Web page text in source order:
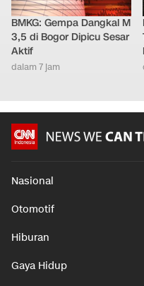
BMKG: Gempa Dangkal M
3,5 di Bogor Dipicu Sesar
Aktif
dalam 7 jam
Nasional
Otomotif
Hiburan
Gaya Hidup